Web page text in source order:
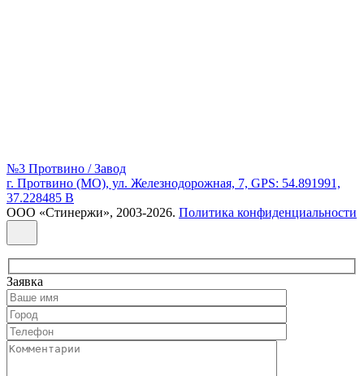
№3 Протвино / Завод
г. Протвино (МО), ул. Железнодорожная, 7, GPS: 54.891991,
37.228485 В
ООО «Стинержи», 2003-2026. Политика конфиденциальности
Заявка